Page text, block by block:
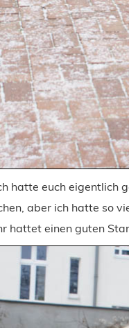
hatte euch eigentlich
aber ich hatte so
hattet einen guten